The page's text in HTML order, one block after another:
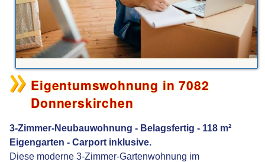
Eigentumswohnung in 7082
Donnerskirchen
3-Zimmer-Neubauwohnung - Belagsfertig - 118 m²
Eigengarten - Carport inklusive.
Diese moderne 3-Zimmer-Gartenwohnung im